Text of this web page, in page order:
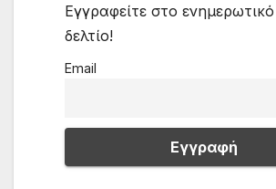
Εγγραφείτε στο
δελτίο!
Email